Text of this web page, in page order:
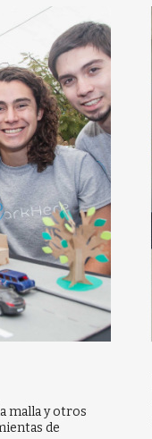
malla y otros
de